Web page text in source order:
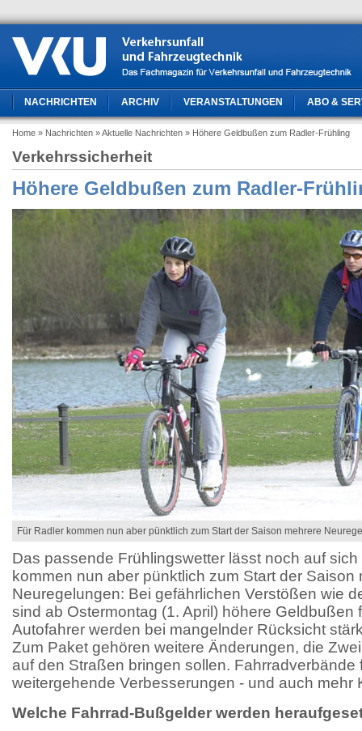
NACHRICHTEN ARCHIV VERANSTALTUNGEN ABO &
Home » Nachrichten » Aktuelle Nachrichten » Höhere Geldbußen zum Radler-Frühling
Verkehrssicherheit
Höhere Geldbußen zum Radler-
Für Radler kommen nun aber pünktlich zum Start der Saison mehrere
Das passende Frühlingswetter lässt noch auf
kommen nun aber pünktlich zum Start der Saison
Neuregelungen: Bei gefährlichen Verstößen wie
sind ab Ostermontag (1. April) höhere Geldbußen
Autofahrer werden bei mangelnder Rücksicht
Zum Paket gehören weitere Änderungen, die
auf den Straßen bringen sollen. Fahrradverbände
weitergehende Verbesserungen - und auch mehr
Welche Fahrrad-Bußgelder werden